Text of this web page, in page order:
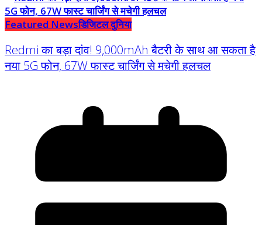
Featured Newsडिजिटल दुनिया
Redmi का बड़ा दांव! 9,000mAh बैटरी के साथ आ सकता है
नया 5G फोन, 67W फास्ट चार्जिंग से मचेगी हलचल